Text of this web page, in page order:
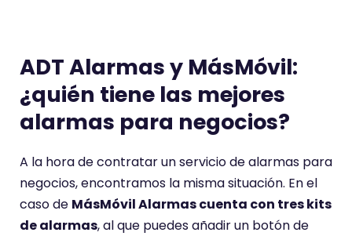
ADT Alarmas y MásMóvil:
¿quién tiene las mejores
alarmas para negocios?
A la hora de contratar un servicio de alarmas para
negocios, encontramos la misma situación. En el
caso de MásMóvil Alarmas cuenta con tres kits
de alarmas, al que puedes añadir un botón de